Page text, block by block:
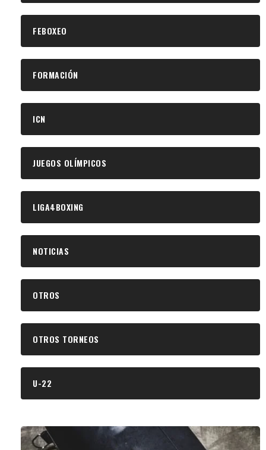
FEBOXEO
FORMACIÓN
ICN
JUEGOS OLÍMPICOS
LIGA4BOXING
NOTICIAS
OTROS
OTROS TORNEOS
U-22